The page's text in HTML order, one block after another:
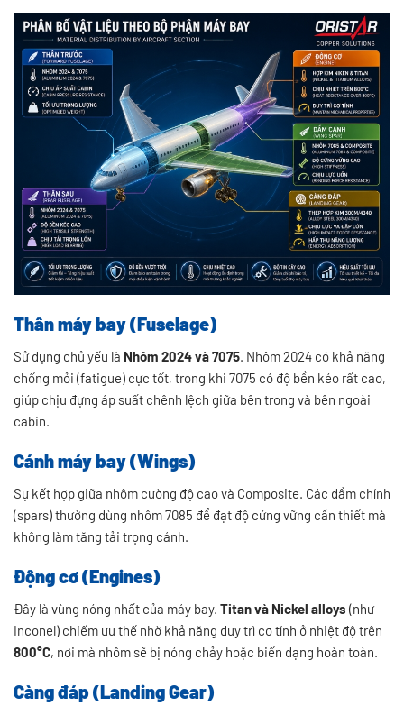
Thân máy bay (Fuselage)
Sử dụng chủ yếu là Nhôm 2024 và 7075. Nhôm 2024 có khả năng
chống mỏi (fatigue) cực tốt, trong khi 7075 có độ bền kéo rất cao,
giúp chịu đựng áp suất chênh lệch giữa bên trong và bên ngoài
cabin.
Cánh máy bay (Wings)
Sự kết hợp giữa nhôm cường độ cao và Composite. Các dầm chính
(spars) thường dùng nhôm 7085 để đạt độ cứng vững cần thiết mà
không làm tăng tải trọng cánh.
Động cơ (Engines)
Đây là vùng nóng nhất của máy bay. Titan và Nickel alloys (như
Inconel) chiếm ưu thế nhờ khả năng duy trì cơ tính ở nhiệt độ trên
800°C, nơi mà nhôm sẽ bị nóng chảy hoặc biến dạng hoàn toàn.
Càng đáp (Landing Gear)